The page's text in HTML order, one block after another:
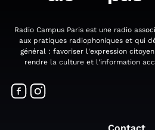
Radio Campus Paris est une radio
aux pratiques radiophoniques et qui
général : favoriser l'expression
rendre la culture et l'information